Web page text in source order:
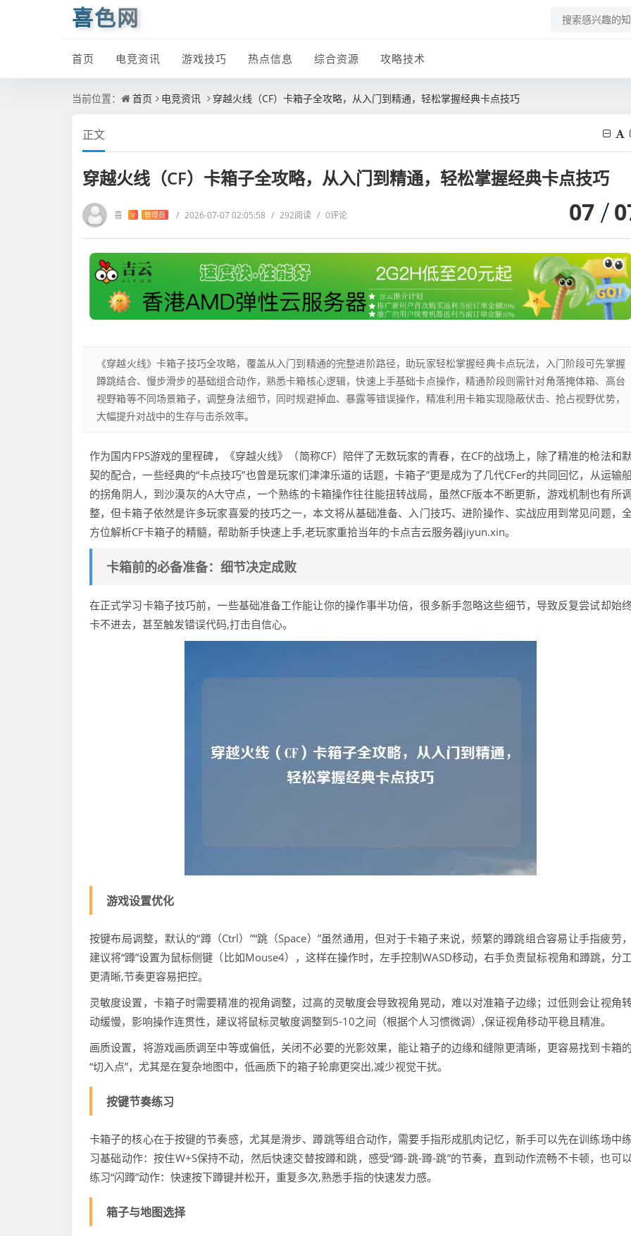
喜色网
首页 电竞资讯 游戏技巧 热点信息 综合资源 攻略技术
当前位置： 首页 电竞资讯 穿越火线（CF）卡箱子全攻略，从入门到精通，轻松掌握经典卡点技巧
正文
穿越火线（CF）卡箱子全攻略，从入门到精通，轻松掌握经典卡点技巧
喜 V 管理员 / 2026-07-07 02:05:58 / 292阅读 / 0评论 07
《穿越火线》卡箱子技巧全攻略，覆盖从入门到精通的完整进阶路径，助玩家轻松掌握经典卡点玩法，入门阶段可先掌握
蹲跳结合、慢步滑步的基础组合动作，熟悉卡箱核心逻辑，快速上手基础卡点操作，精通阶段则需针对角落掩体箱、高台
视野箱等不同场景箱子，调整身法细节，同时规避掉血、暴露等错误操作，精准利用卡箱实现隐蔽伏击、抢占视野优势，
大幅提升对战中的生存与击杀效率。
作为国内FPS游戏的里程碑，《穿越火线》（简称CF）陪伴了无数玩家的青春，在CF的战场上，除了精准的枪法和
契的配合，一些经典的“卡点技巧”也曾是玩家们津津乐道的话题，卡箱子”更是成为了几代CFer的共同回忆，从运输
的拐角阴人，到沙漠灰的A大守点，一个熟练的卡箱操作往往能扭转战局，虽然CF版本不断更新，游戏机制也有所调
整，但卡箱子依然是许多玩家喜爱的技巧之一，本文将从基础准备、入门技巧、进阶操作、实战应用到常见问题，
方位解析CF卡箱子的精髓，帮助新手快速上手,老玩家重拾当年的卡点吉云服务器jiyun.xin。
卡箱前的必备准备：细节决定成败
在正式学习卡箱子技巧前，一些基础准备工作能让你的操作事半功倍，很多新手忽略这些细节，导致反复尝试却始
卡不进去，甚至触发错误代码,打击自信心。
游戏设置优化
按键布局调整，默认的“蹲（Ctrl）”“跳（Space）”虽然通用，但对于卡箱子来说，频繁的蹲跳组合容易让手指疲劳，
建议将“蹲”设置为鼠标侧键（比如Mouse4），这样在操作时，左手控制WASD移动，右手负责鼠标视角和蹲跳，分工
更清晰,节奏更容易把控。
灵敏度设置，卡箱子时需要精准的视角调整，过高的灵敏度会导致视角晃动，难以对准箱子边缘；过低则会让视角
动缓慢，影响操作连贯性，建议将鼠标灵敏度调整到5-10之间（根据个人习惯微调）,保证视角移动平稳且精准。
画质设置，将游戏画质调至中等或偏低，关闭不必要的光影效果，能让箱子的边缘和缝隙更清晰，更容易找到卡箱的
“切入点”，尤其是在复杂地图中，低画质下的箱子轮廓更突出,减少视觉干扰。
按键节奏练习
卡箱子的核心在于按键的节奏感，尤其是滑步、蹲跳等组合动作，需要手指形成肌肉记忆，新手可以先在训练场中练
习基础动作：按住W+S保持不动，然后快速交替按蹲和跳，感受“蹲-跳-蹲-跳”的节奏，直到动作流畅不卡顿，也可以
练习“闪蹲”动作：快速按下蹲键并松开，重复多次,熟悉手指的快速发力感。
箱子与地图选择